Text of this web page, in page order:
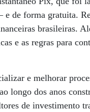
de forma gratuita.
brasileiras.
e as regras para
e melhorar
longo dos anos
de investimento